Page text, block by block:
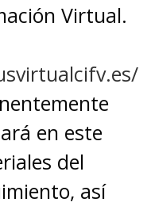
Virtual.
en este
del
así